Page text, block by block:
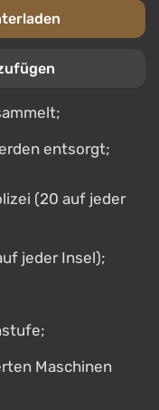
entsorgt;
(20 auf jeder
jeder Insel);
Maschinen